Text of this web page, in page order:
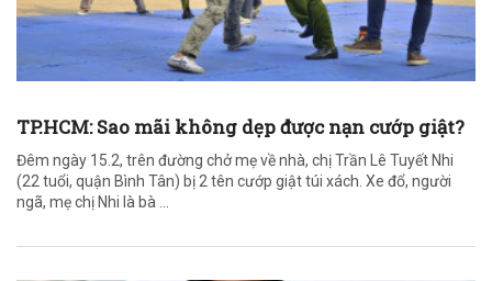
TP.HCM: Sao mãi không dẹp được nạn cướp giật?
Đêm ngày 15.2, trên đường chở mẹ về nhà, chị Trần Lê Tuyết Nhi
(22 tuổi, quận Bình Tân) bị 2 tên cướp giật túi xách. Xe đổ, người
ngã, mẹ chị Nhi là bà ...